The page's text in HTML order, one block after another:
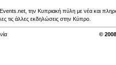
την Κυπριακή πύλη με νέα και
τις άλλες εκδηλώσεις στην Κύπρο.
©